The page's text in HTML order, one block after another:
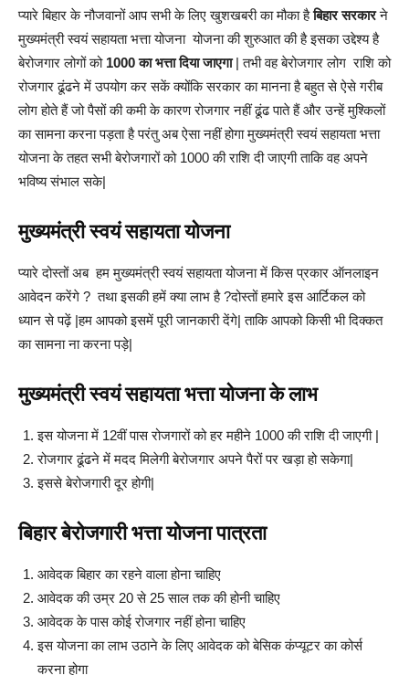
प्यारे बिहार के नौजवानों आप सभी के लिए खुशखबरी का मौका हैबिहार सरकार ने
मुख्यमंत्री स्वयं सहायता भत्ता योजना योजना की शुरुआत की है इसका उद्देश्य है
बेरोजगार लोगों को 1000 का भत्ता दिया जाएगा| तभी वह बेरोजगार लोग राशि को
रोजगार ढूंढने में उपयोग कर सकें क्योंकि सरकार का मानना है बहुत से ऐसे गरीब
लोग होते हैं जो पैसों की कमी के कारण रोजगार नहीं ढूंढ पाते हैं और उन्हें मुश्किलों
का सामना करना पड़ता है परंतु अब ऐसा नहीं होगा मुख्यमंत्री स्वयं सहायता भत्ता
योजना के तहत सभी बेरोजगारों को 1000 की राशि दी जाएगी ताकि वह अपने
भविष्य संभाल सके|
मुख्यमंत्री स्वयं सहायता योजना
प्यारे दोस्तों अब हम मुख्यमंत्री स्वयं सहायता योजना में किस प्रकार ऑनलाइन
आवेदन करेंगे ? तथा इसकी हमें क्या लाभ है ?दोस्तों हमारे इस आर्टिकल को
ध्यान से पढ़ें |हम आपको इसमें पूरी जानकारी देंगे| ताकि आपको किसी भी दिक्कत
का सामना ना करना पड़े|
मुख्यमंत्री स्वयं सहायता भत्ता योजना के लाभ
इस योजना में 12वीं पास रोजगारों को हर महीने 1000 की राशि दी जाएगी |
रोजगार ढूंढने में मदद मिलेगी बेरोजगार अपने पैरों पर खड़ा हो सकेगा|
इससे बेरोजगारी दूर होगी|
बिहार बेरोजगारी भत्ता योजना पात्रता
आवेदक बिहार का रहने वाला होना चाहिए
आवेदक की उम्र 20 से 25 साल तक की होनी चाहिए
आवेदक के पास कोई रोजगार नहीं होना चाहिए
इस योजना का लाभ उठाने के लिए आवेदक को बेसिक कंप्यूटर का कोर्स
करना होगा